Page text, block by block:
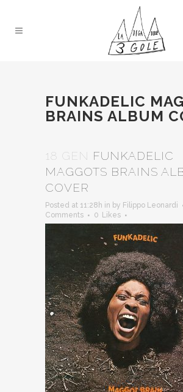
FUNKADELIC
BRAINS ALBUM
18 GEN FUNKADELIC
MAGGOTS BRAINS
COVER
Posted at 11:28h in by Filippo Leonardi
Comments
0 Likes